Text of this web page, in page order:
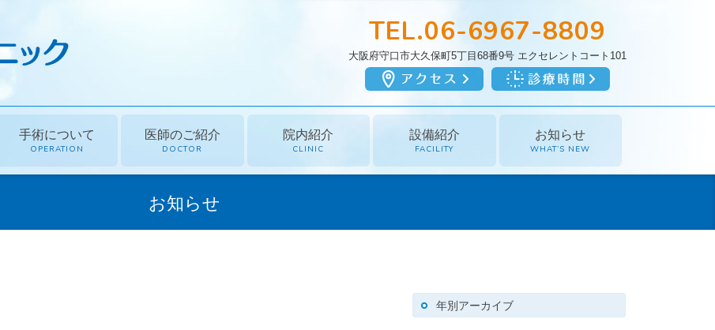
TEL.06-6967-8809
大阪府守口市大久保町5丁目68番9号 エクセレントコート101
手術について
OPERATION
医師のご紹介
DOCTOR
院内紹介
CLINIC
設備紹介
FACILITY
お知らせ
WHAT’S NEW
お知らせ
年別アーカイブ